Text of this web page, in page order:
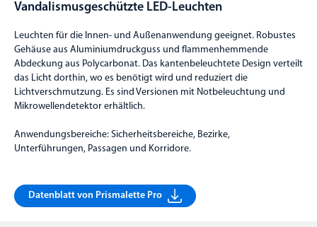
Vandalismusgeschützte LED-Leuchten
Leuchten für die Innen- und Außenanwendung geeignet. Robustes
Gehäuse aus Aluminiumdruckguss und flammenhemmende
Abdeckung aus Polycarbonat. Das kantenbeleuchtete Design verteilt
das Licht dorthin, wo es benötigt wird und reduziert die
Lichtverschmutzung. Es sind Versionen mit Notbeleuchtung und
Mikrowellendetektor erhältlich.
Anwendungsbereiche: Sicherheitsbereiche, Bezirke,
Unterführungen, Passagen und Korridore.
Datenblatt von Prismalette Pro